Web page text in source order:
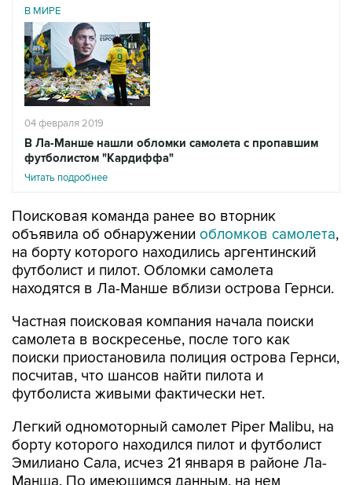
В МИРЕ
04 февраля 2019
В Ла-Манше нашли обломки самолета с пропавшим
футболистом "Кардиффа"
Читать подробнее
Поисковая команда ранее во вторник
объявила об обнаружении обломков самолета,
на борту которого находились аргентинский
футболист и пилот. Обломки самолета
находятся в Ла-Манше вблизи острова Гернси.
Частная поисковая компания начала поиски
самолета в воскресенье, после того как
поиски приостановила полиция острова Гернси,
посчитав, что шансов найти пилота и
футболиста живыми фактически нет.
Легкий одномоторный самолет Piper Malibu, на
борту которого находился пилот и футболист
Эмилиано Сала, исчез 21 января в районе Ла-